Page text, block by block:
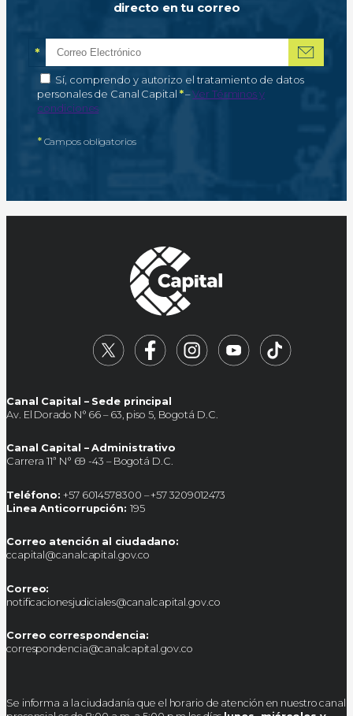
directo en tu correo
Correo electrónico
*Campo obligatorio
Autorización de tratamiento de datos personales
Sí, comprendo y autorizo el tratamiento de datos
personales de Canal Capital *–Campo obligatorio
Ver Términos y
condiciones
*Campos obligatorios
Canal Capital – Sede principal
Av. El Dorado N° 66 – 63, piso 5, Bogotá D.C.
Canal Capital – Administrativo
Carrera 11ª N° 69 -43 – Bogotá D.C.
Teléfono: +57 6014578300 – +57 3209012473
Linea Anticorrupción: 195
Correo atención al ciudadano:
ccapital@canalcapital.gov.co
Correo:
notificacionesjudiciales@canalcapital.gov.co
Correo correspondencia:
correspondencia@canalcapital.gov.co
Se informa a la ciudadanía que el horario de atención en nuestro canal